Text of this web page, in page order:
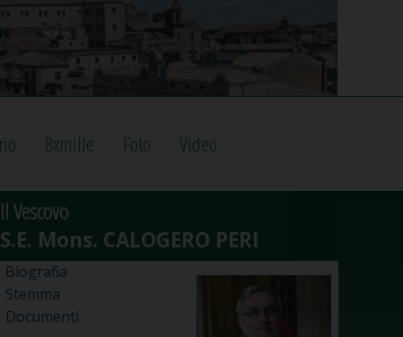
8xmille Foto Video
Il Vescovo
Biografia
Stemma
Documenti